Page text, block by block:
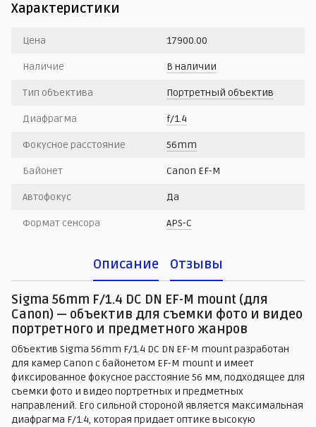
Характеристики
Цена 17900.00
Наличие В наличии
Тип объектива Портретный объектив
Диафрагма f/1.4
Фокусное расстояние 56mm
Байонет Canon EF-M
Автофокус Да
Формат сенсора APS-C
Описание Отзывы
Sigma 56mm F/1.4 DC DN EF-M mount (для
Canon) — объектив для съемки фото и видео
портретного и предметного жанров
Объектив Sigma 56mm F/1.4 DC DN EF-M mount разработан
для камер Canon с байонетом EF-M mount и имеет
фиксированное фокусное расстояние 56 мм, подходящее для
съемки фото и видео портретных и предметных
направлений. Его сильной стороной является максимальная
диафрагма F/1.4, которая придает оптике высокую